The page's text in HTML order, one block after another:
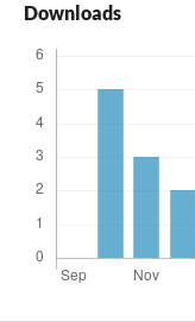
Downloads